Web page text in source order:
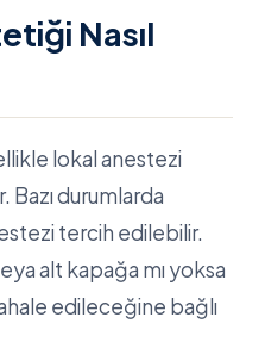
Nasıl
lokal anestezi
Bazı durumlarda
tercih edilebilir.
alt kapağa mı yoksa
edileceğine bağlı